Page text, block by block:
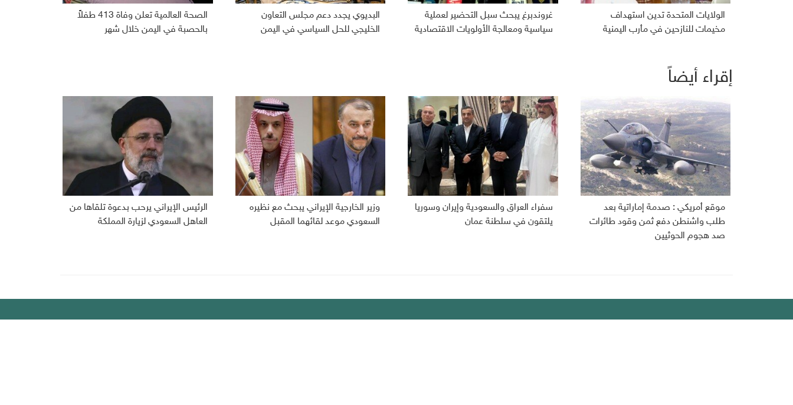
الولايات المتحدة تدين استهداف
مخيمات للنازحين في مأرب اليمنية
غروندبرغ يبحث سبل التحضير لعملية
سياسية ومعالجة الأولويات الاقتصادية
البديوي يجدد دعم مجلس التعاون
الخليجي للحل السياسي في اليمن
الصحة العالمية تعلن وفاة 413 طفلاً
بالحصبة في اليمن خلال شهر
إقراء أيضاً
موقع أمريكي : صدمة إماراتية بعد
طلب واشنطن دفع ثمن وقود طائرات
صد هجوم الحوثيين
سفراء العراق والسعودية وإيران وسوريا
يلتقون في سلطنة عمان
وزير الخارجية الإيراني يبحث مع نظيره
السعودي موعد لقائهما المقبل
الرئيس الإيراني يرحب بدعوة تلقاها من
العاهل السعودي لزيارة المملكة